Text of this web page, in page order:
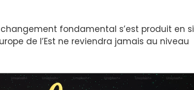
fondamental s’est produit en si
de l’Est ne reviendra jamais au niveau